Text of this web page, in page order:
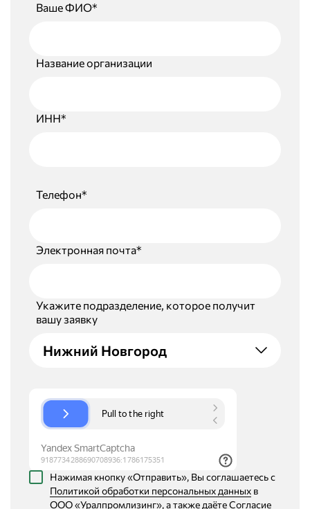
Ваше ФИО*
Название организации
ИНН*
Телефон*
Электронная почта*
Укажите подразделение, которое получит
вашу заявку
Нижний Новгород
Нажимая кнопку «Отправить», Вы соглашаетесь с
Политикой обработки персональных данных
ООО «Уралпромлизинг», а также даётеСогласие